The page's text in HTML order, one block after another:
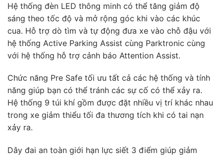
Hệ thống đèn LED thông minh có thể tăng giảm độ
sáng theo tốc độ và mở rộng góc khi vào các khúc
cua. Hỗ trợ dò tìm và tự động đưa xe vào chỗ đậu với
hệ thống Active Parking Assist cùng Parktronic cùng
với hệ thống hỗ trợ cảnh báo Attention Assist.
Chức năng Pre Safe tối ưu tất cả các hệ thống và tính
năng giúp bạn có thể tránh các sự cố có thể xảy ra.
Hệ thống 9 túi khí gồm được đặt nhiều vị trí khác nhau
trong xe giảm thiểu tối đa thương tích khi có tai nạn
xảy ra.
Dây đai an toàn giới hạn lực siết 3 điểm giúp giảm